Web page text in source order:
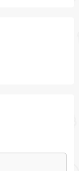
方便快速布局
CSS 预处理器，
显示屏进